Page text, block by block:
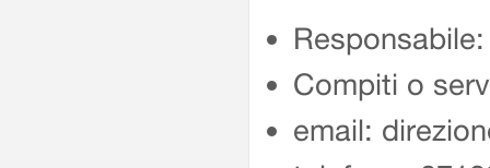
Compiti o
email: